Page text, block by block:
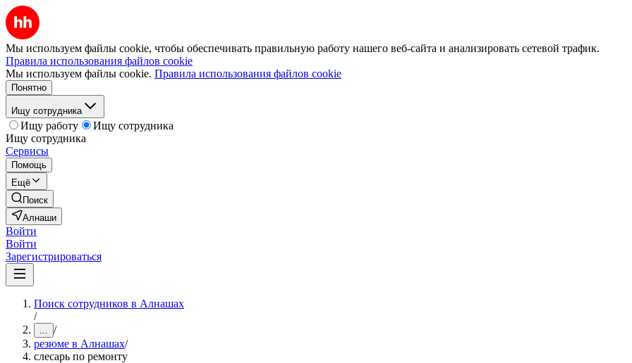
Мы используем файлы cookie, чтобы обеспечивать правильную работу нашего веб-сайта и анализировать сетевой трафик.
Правила использования файлов cookie
Мы используем файлы cookie. Правила использования файлов cookie
Понятно
Ищу сотрудника
Ищу работу
Ищу сотрудника
Ищу сотрудника
Сервисы
Помощь
Ещё
Поиск
Алнаши
Войти
Войти
Зарегистрироваться
Поиск сотрудников в Алнашах
/
... /
резюме в Алнашах/
слесарь по ремонту